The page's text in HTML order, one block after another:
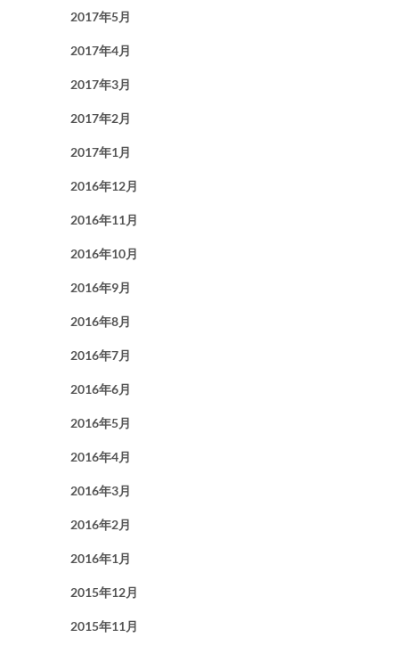
2017年5月
2017年4月
2017年3月
2017年2月
2017年1月
2016年12月
2016年11月
2016年10月
2016年9月
2016年8月
2016年7月
2016年6月
2016年5月
2016年4月
2016年3月
2016年2月
2016年1月
2015年12月
2015年11月